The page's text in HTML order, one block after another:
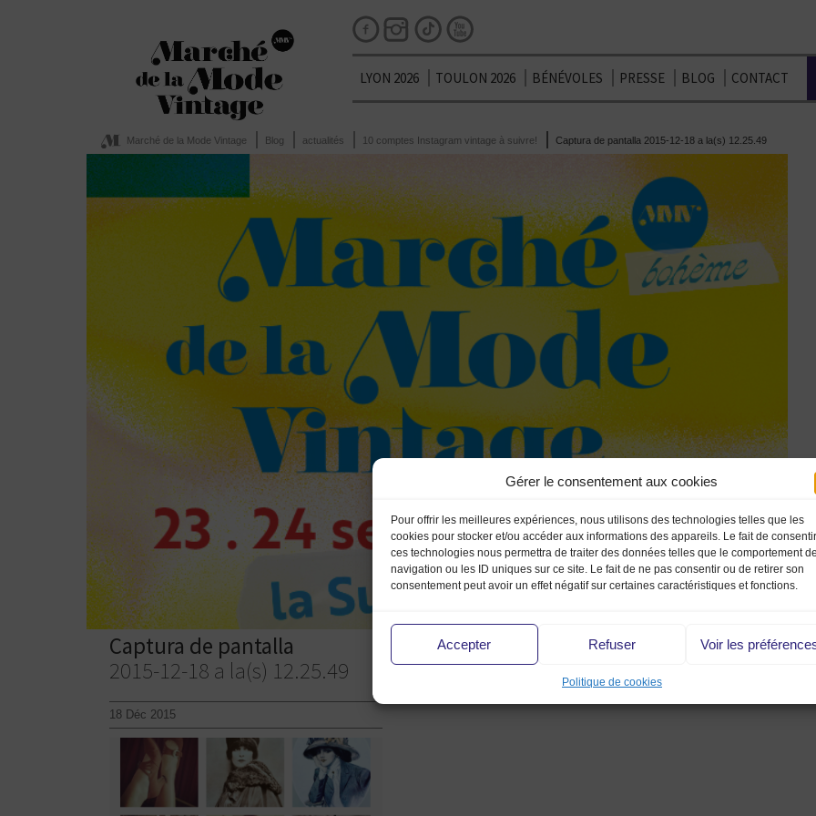
Gérer le consentement aux cookies
Pour offrir les meilleures expériences, nous utilisons des technologies telles que les
cookies pour stocker et/ou accéder aux informations des appareils. Le fait de
ces technologies nous permettra de traiter des données telles que le comportement de
navigation ou les ID uniques sur ce site. Le fait de ne pas consentir ou de retirer son
consentement peut avoir un effet négatif sur certaines caractéristiques et fonctions.
Accepter Refuser Voir les
Politique de cookies
LYON 2026 TOULON 2026 BÉNÉVOLES PRESSE BLOG CONTACT
Marché de la Mode Vintage Blog actualités 10 comptes Instagram vintage à suivre! Captura de pantalla 2015-12-18 a la(s) 12.25.49
Captura de pantalla
2015-12-18 a la(s) 12.25.49
18 Déc 2015